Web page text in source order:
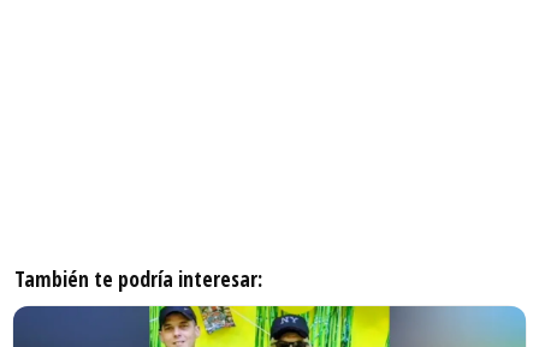
También te podría interesar: